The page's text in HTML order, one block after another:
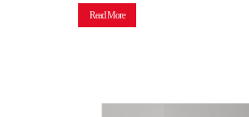
Read More